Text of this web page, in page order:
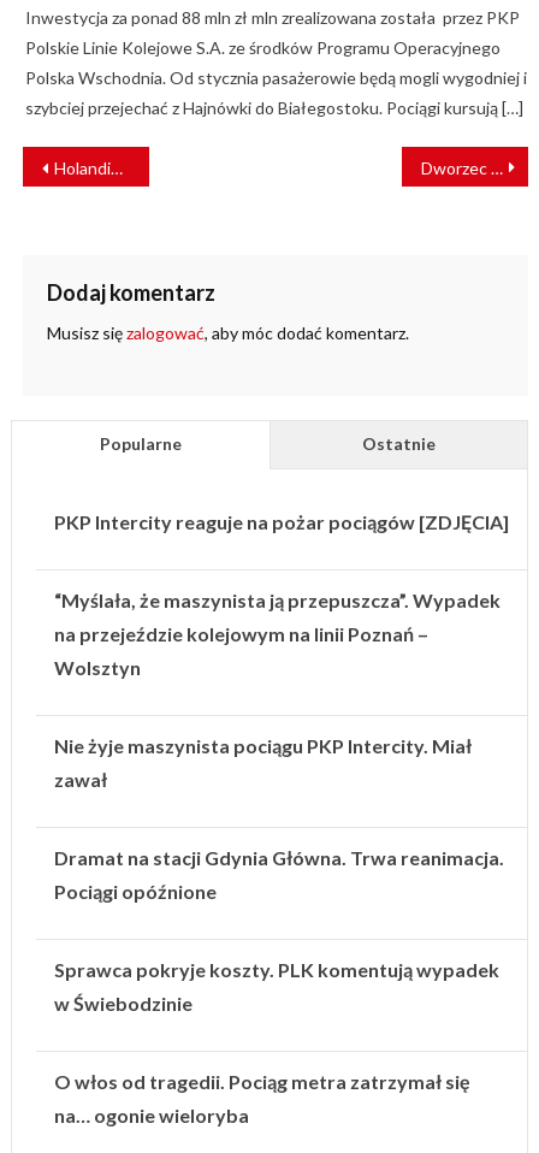
Inwestycja za ponad 88 mln zł mln zrealizowana została przez PKP
Polskie Linie Kolejowe S.A. ze środków Programu Operacyjnego
Polska Wschodnia. Od stycznia pasażerowie będą mogli wygodniej i
szybciej przejechać z Hajnówki do Białegostoku. Pociągi kursują […]
NAWIGACJA
WPISU
Holandia: platforma karnawałowa wjechała pod pociąg Dworzec Łowicz Główny oficjalnie otwarty [ZDJĘCIA]
Dodaj komentarz
Musisz sięzalogować, aby móc dodać komentarz.
Popularne Ostatnie
PKP Intercity reaguje na pożar pociągów [ZDJĘCIA]
“Myślała, że maszynista ją przepuszcza”. Wypadek
na przejeździe kolejowym na linii Poznań –
Wolsztyn
Nie żyje maszynista pociągu PKP Intercity. Miał
zawał
Dramat na stacji Gdynia Główna. Trwa reanimacja.
Pociągi opóźnione
Sprawca pokryje koszty. PLK komentują wypadek
w Świebodzinie
O włos od tragedii. Pociąg metra zatrzymał się
na… ogonie wieloryba